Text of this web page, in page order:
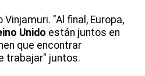
"Al final, Europa,
Unido están juntos en
que encontrar
trabajar" juntos.